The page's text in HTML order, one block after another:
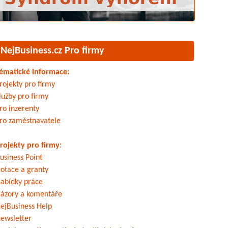
NejBusiness.cz Pro firmy
informace:
pro firmy
pro firmy
inzerenty
zaměstnavatele
pro firmy:
Point
a granty
práce
a komentáře
Help